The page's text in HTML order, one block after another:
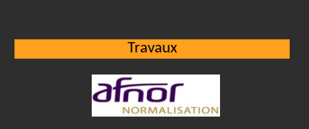
Travaux